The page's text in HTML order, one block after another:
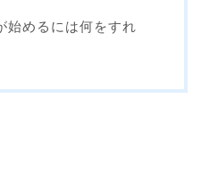
始めるには何をすれ